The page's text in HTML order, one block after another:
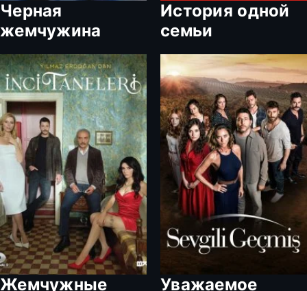
Черная
жемчужина
История одной
семьи
Жемчужные Уважаемое